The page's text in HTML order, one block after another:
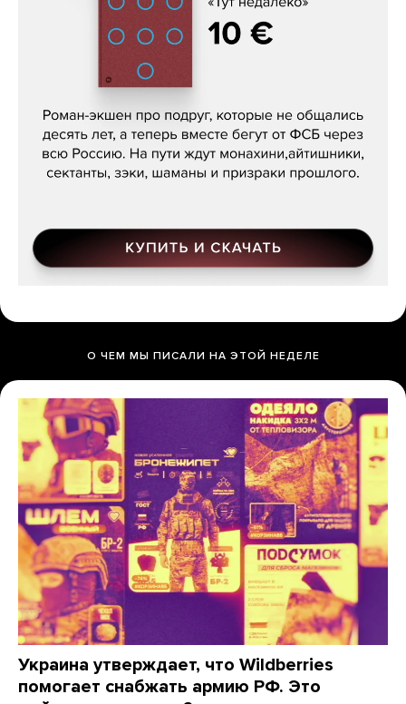
Кира Ярмыш, «Тут недалеко»
О ЧЕМ МЫ ПИСАЛИ НА ЭТОЙ НЕДЕЛЕ
Украина утверждает, что Wildberries
помогает снабжать армию РФ. Это